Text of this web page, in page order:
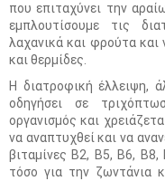
που επιταχύνει την
εμπλουτίσουμε τις
λαχανικά και φρούτα
και θερμίδες.
Η διατροφική έλλειψη,
οδηγήσει σε
οργανισμός και
να αναπτυχθεί και να
βιταμίνες Β2, Β5, Β6, Β8,
τόσο για την ζωντάνια